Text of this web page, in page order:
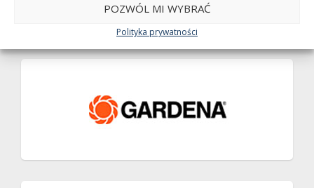
POZWÓL MI WYBRAĆ
Polityka prywatności